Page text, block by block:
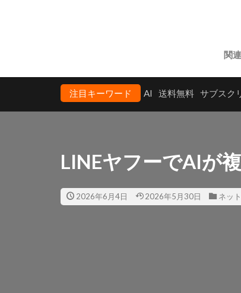
関
注目キーワード AI 送料無料 サブスク
LINEヤフーでAIが
2026年6月4日 2026年5月30日 ネッ